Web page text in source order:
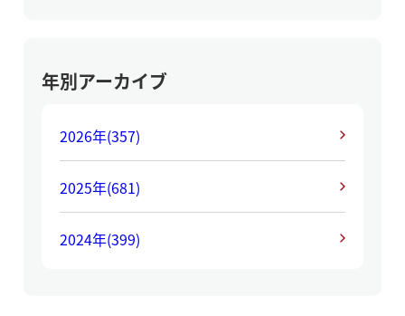
年別アーカイブ
2026年(357)
2025年(681)
2024年(399)